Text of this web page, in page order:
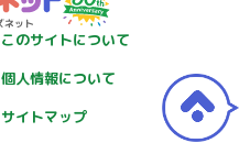
このサイトについて
個人情報について
サイトマップ